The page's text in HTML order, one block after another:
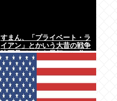
すまん、「プライベート・ラ
イアン」とかいう大昔の戦争
映画見てみたら最初の30分で
地獄なんだが…これずっと続
く感じ？